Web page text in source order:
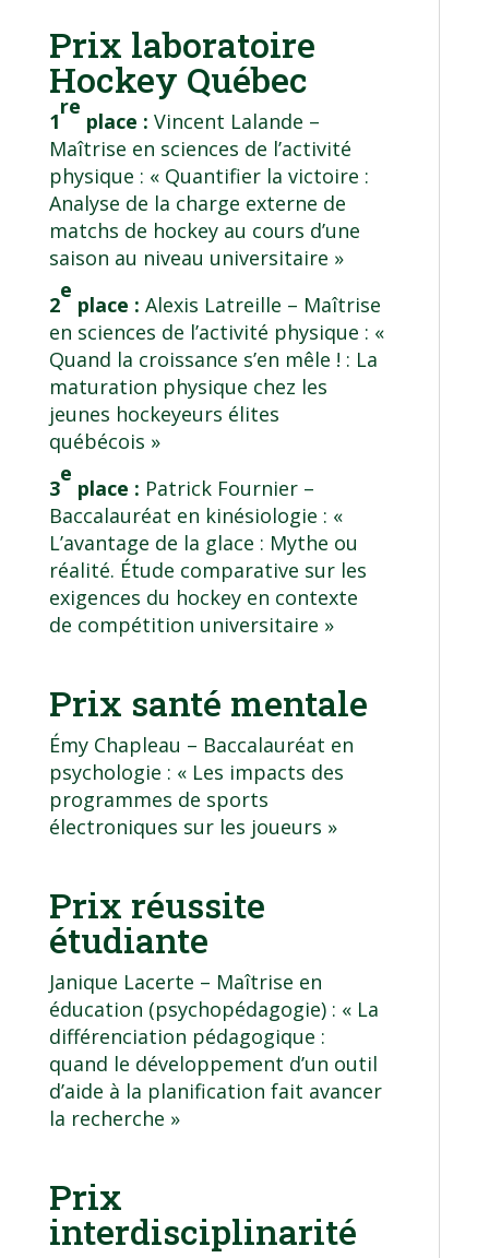
Prix laboratoire
Hockey Québec
1
re
place : Vincent Lalande –
Maîtrise en sciences de l’activité
physique : « Quantifier la victoire :
Analyse de la charge externe de
matchs de hockey au cours d’une
saison au niveau universitaire »
2
e
place : Alexis Latreille – Maîtrise
en sciences de l’activité physique : «
Quand la croissance s’en mêle ! : La
maturation physique chez les
jeunes hockeyeurs élites
québécois »
3
e
place : Patrick Fournier –
Baccalauréat en kinésiologie : «
L’avantage de la glace : Mythe ou
réalité. Étude comparative sur les
exigences du hockey en contexte
de compétition universitaire »
Prix santé mentale
Émy Chapleau – Baccalauréat en
psychologie : « Les impacts des
programmes de sports
électroniques sur les joueurs »
Prix réussite
étudiante
Janique Lacerte – Maîtrise en
éducation (psychopédagogie): « La
différenciation pédagogique :
quand le développement d’un outil
d’aide à la planification fait avancer
la recherche »
Prix
interdisciplinarité